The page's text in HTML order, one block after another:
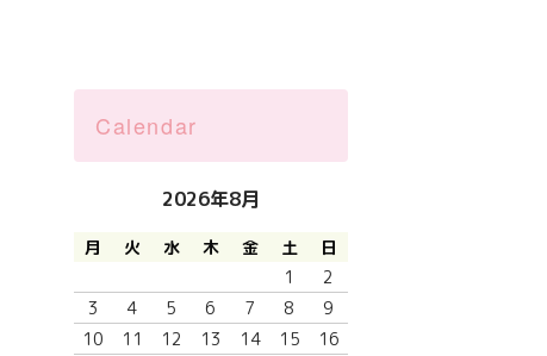
Calendar
2026年8月
月 火 水 木 金 土
日
1
2
3
4 5 6 7 8
9
10
11 12 13 14 15
16